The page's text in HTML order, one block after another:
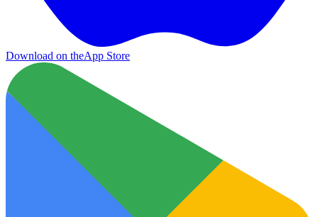
Download on theApp Store